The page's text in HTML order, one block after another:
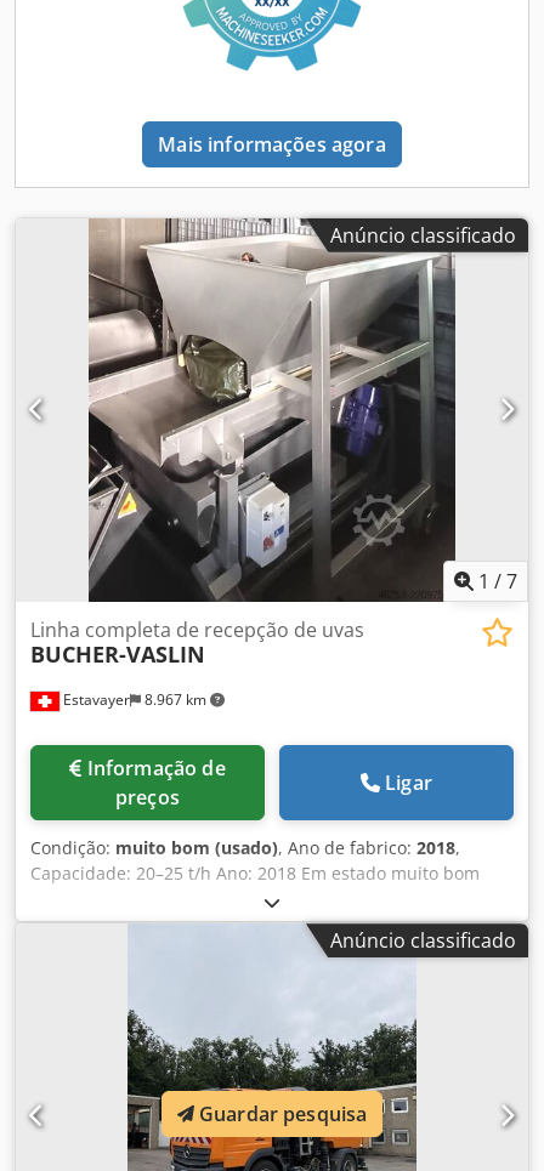
Mais informações agora
Anúncio classificado
1 /7
Estavayer 8.967 km
Linha completa de recepção de uvas
BUCHER-VASLIN
preços
Ligar
Condição: muito bom (usado), Ano de fabrico: 2018,
Capacidade: 20–25 t/h Ano: 2018 Em estado muito bom
Composto por: 1 Mesa dosadora e de seleção TRV 25 com
funil especialmente grande - Com dois motores vibratórios
- Com duas zonas de peneiramento - Comprimento total:
2.200 mm 1 Transportador de uvas ELV TR 400 - Com
grande funil especial - Altura de descarga: 4.300 mm
Unidade de desengace e seleção de uvas com: 1
Desengaçador Bucher Delta E4 - Versão standard - Cilindro
de desengace PHD 25 mm - Com 2 bolas de limpeza
Crjdpfxezcnx Eo Ahaef 1 Unidade de seleção DELTA Trio XL
Anúncio classificado
Guardar pesquisa